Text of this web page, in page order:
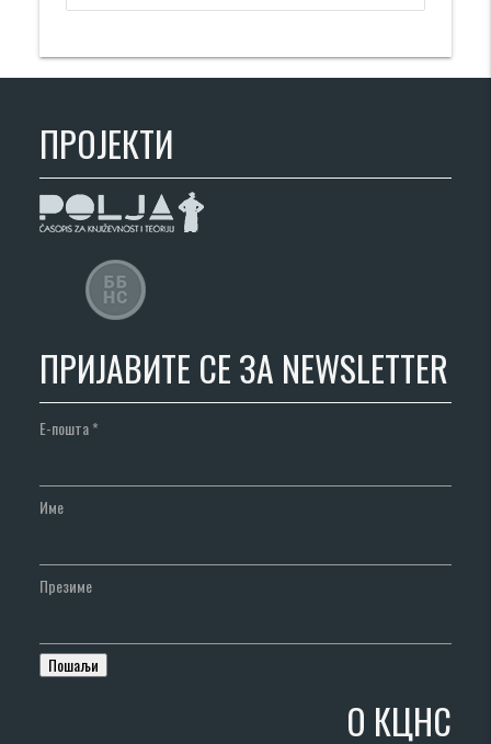
ПРОЈЕКТИ
ПРИЈАВИТЕ СЕ ЗА NEWSLETTER
Е-пошта*
Име
Презиме
О КЦНС